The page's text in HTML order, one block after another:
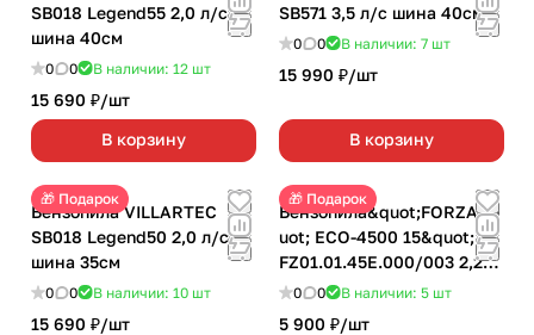
SB018 Legend55 2,0 л/с
шина 40см
0 0 В наличии: 12 шт
15 690 ₽/шт
В корзину
SB571 3,5 л/с шина 40см
0 0 В наличии: 7 шт
15 990 ₽/шт
В корзину
🎁 Подарок
Бензопила VILLARTEC
SB018 Legend50 2,0 л/с
шина 35см
0 0 В наличии: 10 шт
15 690 ₽/шт
🎁 Подарок
Бензопила&quot;FORZA&q
uot; ECO-4500 15&quot;
FZ01.01.45E.000/003 2,2
л/с шина 38 см
0 0 В наличии: 5 шт
5 900 ₽/шт